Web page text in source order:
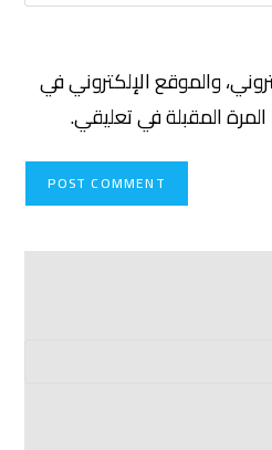
والموقع الإلكتروني في
المقبلة في تعليقي.